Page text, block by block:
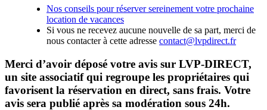
Nos conseils pour réserver sereinement votre prochaine
location de vacances
Si vous ne recevez aucune nouvelle de sa part, merci de
nous contacter à cette adresse contact@lvpdirect.fr
Merci d’avoir déposé votre avis sur LVP-DIRECT,
un site associatif qui regroupe les propriétaires qui
favorisent la réservation en direct, sans frais. Votre
avis sera publié après sa modération sous 24h.